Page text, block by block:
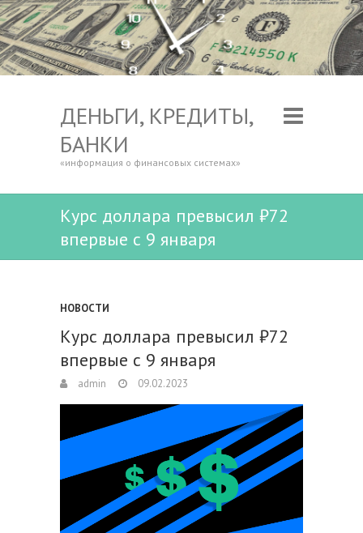
ДЕНЬГИ, КРЕДИТЫ,
БАНКИ
«информация о финансовых системах»
Курс доллара превысил ₽72
впервые с 9 января
НОВОСТИ
Курс доллара превысил ₽72
впервые с 9 января
admin 09.02.2023